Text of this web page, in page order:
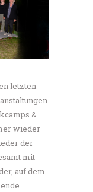
letzten
&
wieder
der
mit
auf dem